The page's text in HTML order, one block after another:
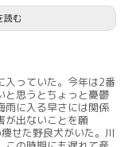
読む
っていた。今年は2番
と思うとちょっと憂鬱
雨に入る早さには関係
が出ないことを願
せた野良犬がいた。川